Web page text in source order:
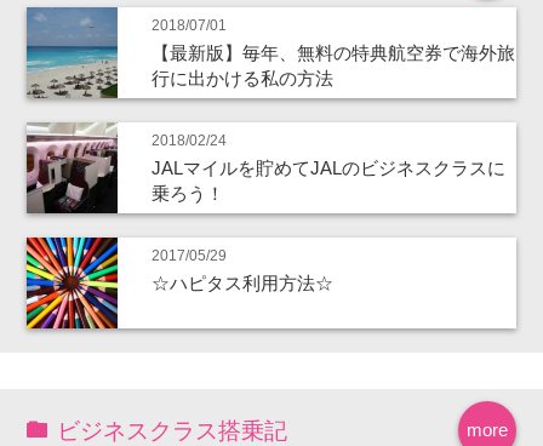
2018/07/01
【最新版】毎年、無料の特典航空券で海外旅
行に出かける私の方法
2018/02/24
JALマイルを貯めてJALのビジネスクラスに
乗ろう！
2017/05/29
☆ハピタス利用方法☆
more
ビジネスクラス搭乗記